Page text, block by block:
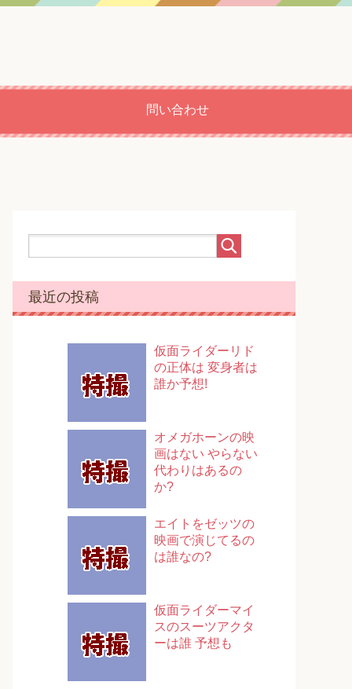
問い合わせ
最近の投稿
仮面ライダーリド
の正体は 変身者は
誰か予想!
オメガホーンの映
画はない やらない
代わりはあるの
か?
エイトをゼッツの
映画で演じてるの
は誰なの?
仮面ライダーマイ
スのスーツアクタ
ーは誰 予想も